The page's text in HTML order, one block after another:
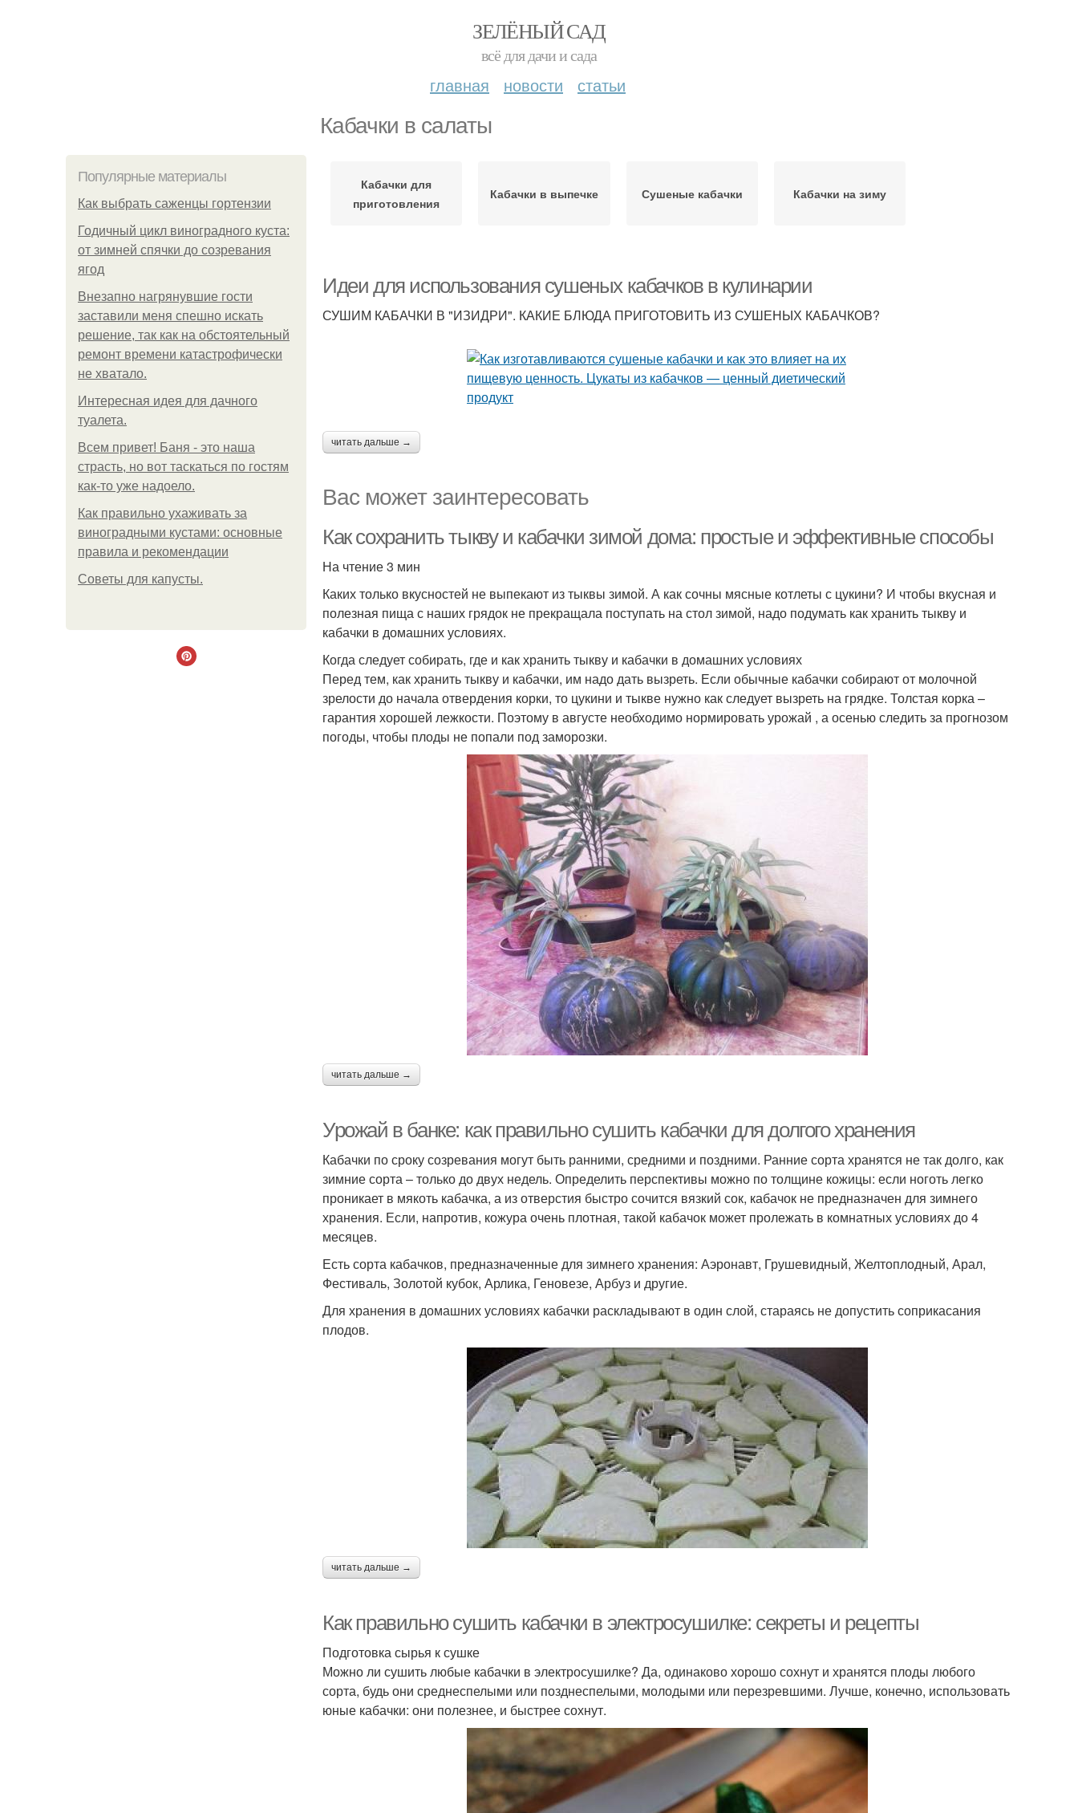
ЗЕЛЁНЫЙ САД
всё для дачи и сада
главная новости статьи
Кабачки в салаты
Популярные материалы
Как выбрать саженцы гортензии
Годичный цикл виноградного куста:
от зимней спячки до созревания
ягод
Внезапно нагрянувшие гости
заставили меня спешно искать
решение, так как на обстоятельный
ремонт времени катастрофически
не хватало.
Интересная идея для дачного
туалета.
Всем привет! Баня - это наша
страсть, но вот таскаться по гостям
как-то уже надоело.
Как правильно ухаживать за
виноградными кустами: основные
правила и рекомендации
Советы для капусты.
Кабачки для
приготовления
Кабачки в выпечке Сушеные кабачки Кабачки на зиму
Идеи для использования сушеных кабачков в кулинарии
СУШИМ КАБАЧКИ В "ИЗИДРИ". КАКИЕ БЛЮДА ПРИГОТОВИТЬ ИЗ СУШЕНЫХ КАБАЧКОВ?
читать дальше →
Вас может заинтересовать
Как сохранить тыкву и кабачки зимой дома: простые и эффективные способы
На чтение 3 мин
Каких только вкусностей не выпекают из тыквы зимой. А как сочны мясные котлеты с цукини? И чтобы вкусная и
полезная пища с наших грядок не прекращала поступать на стол зимой, надо подумать как хранить тыкву и
кабачки в домашних условиях.
Когда следует собирать, где и как хранить тыкву и кабачки в домашних условиях
Перед тем, как хранить тыкву и кабачки, им надо дать вызреть. Если обычные кабачки собирают от молочной
зрелости до начала отвердения корки, то цукини и тыкве нужно как следует вызреть на грядке. Толстая корка –
гарантия хорошей лежкости. Поэтому в августе необходимо нормировать урожай , а осенью следить за прогнозом
погоды, чтобы плоды не попали под заморозки.
читать дальше →
Урожай в банке: как правильно сушить кабачки для долгого хранения
Кабачки по сроку созревания могут быть ранними, средними и поздними. Ранние сорта хранятся не так долго, как
зимние сорта – только до двух недель. Определить перспективы можно по толщине кожицы: если ноготь легко
проникает в мякоть кабачка, а из отверстия быстро сочится вязкий сок, кабачок не предназначен для зимнего
хранения. Если, напротив, кожура очень плотная, такой кабачок может пролежать в комнатных условиях до 4
месяцев.
Есть сорта кабачков, предназначенные для зимнего хранения: Аэронавт, Грушевидный, Желтоплодный, Арал,
Фестиваль, Золотой кубок, Арлика, Геновезе, Арбуз и другие.
Для хранения в домашних условиях кабачки раскладывают в один слой, стараясь не допустить соприкасания
плодов.
читать дальше →
Как правильно сушить кабачки в электросушилке: секреты и рецепты
Подготовка сырья к сушке
Можно ли сушить любые кабачки в электросушилке? Да, одинаково хорошо сохнут и хранятся плоды любого
сорта, будь они среднеспелыми или позднеспелыми, молодыми или перезревшими. Лучше, конечно, использовать
юные кабачки: они полезнее, и быстрее сохнут.